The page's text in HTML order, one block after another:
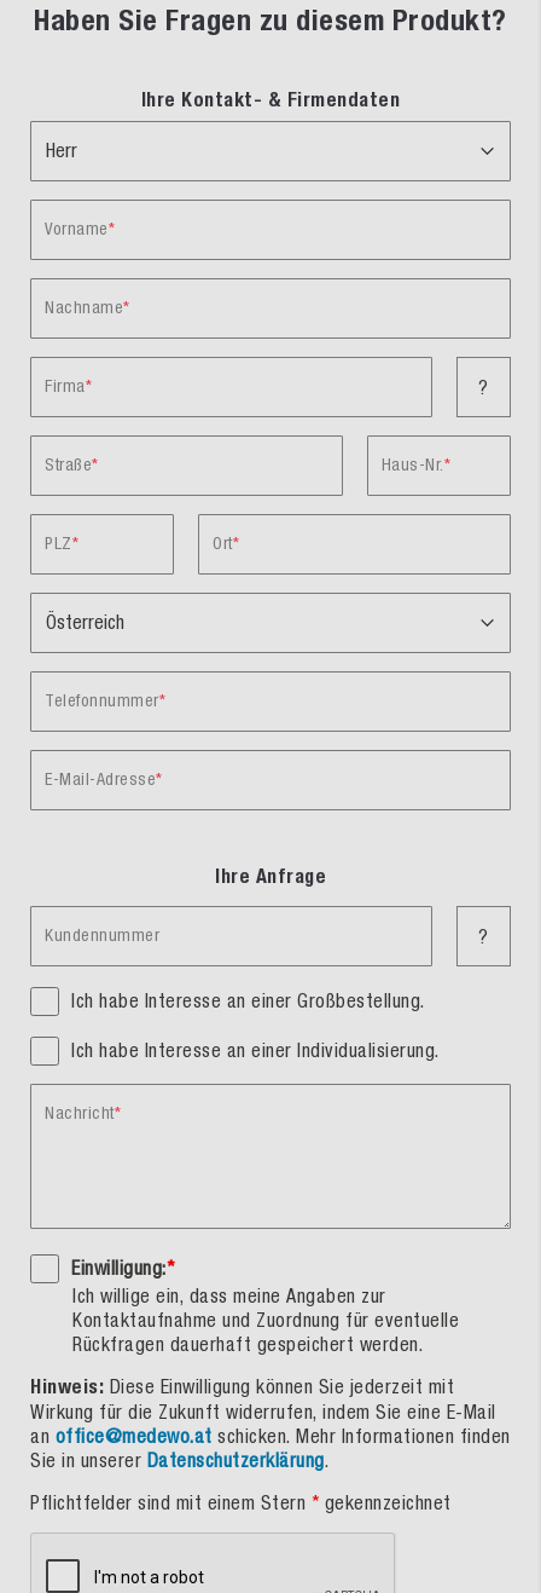
Haben Sie Fragen zu diesem Produkt?
Ihre Kontakt- & Firmendaten
Vorname
Nachname
Firma ?
Straße Haus-Nr.
PLZ Ort
Telefonnummer
E-Mail-Adresse
Ihre Anfrage
Kundennummer ?
Ich habe Interesse an einer Großbestellung.
Ich habe Interesse an einer Individualisierung.
Nachricht
Einwilligung:*
Ich willige ein, dass meine Angaben zur
Kontaktaufnahme und Zuordnung für eventuelle
Rückfragen dauerhaft gespeichert werden.
Hinweis: Diese Einwilligung können Sie jederzeit mit
Wirkung für die Zukunft widerrufen, indem Sie eine E-Mail
an office@medewo.at schicken. Mehr Informationen finden
Sie in unserer Datenschutzerklärung
Pflichtfelder sind mit einem Stern * gekennzeichnet